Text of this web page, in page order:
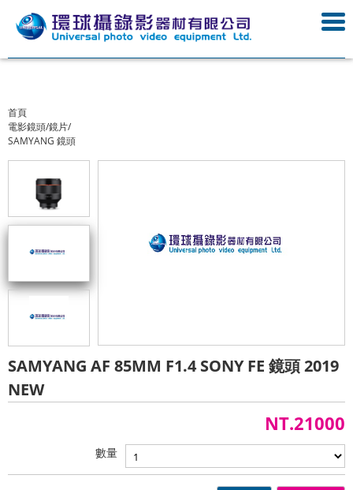
首頁
電影鏡頭/鏡片/
SAMYANG 鏡頭
SAMYANG AF 85MM F1.4 SONY FE 鏡頭 2019
NEW
NT.21000
數量